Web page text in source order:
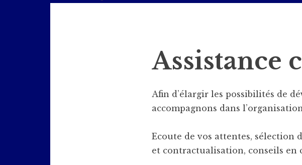
Assistance
Afin d’élargir les possibilités de
accompagnons dans
Ecoute de vos attentes, sélection
et contractualisation, conseils